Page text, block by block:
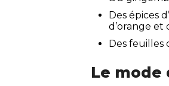
Des épices
d’orange et
Des
Le mode